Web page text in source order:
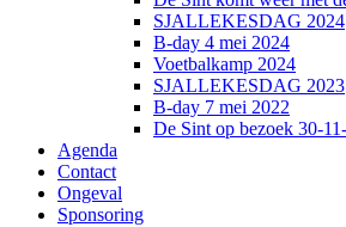
SJALLEKESDAG 2024
B-day 4 mei 2024
Voetbalkamp 2024
SJALLEKESDAG 2023
B-day 7 mei 2022
De Sint op bezoek 30-
Agenda
Contact
Ongeval
Sponsoring